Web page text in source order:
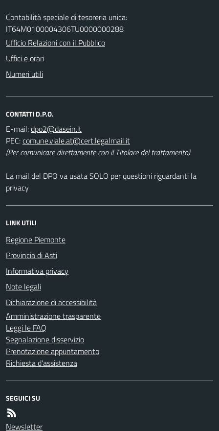
Contabilità speciale di tesoreria unica:
IT64M0100004306TU0000000288
Ufficio Relazioni con il Pubblico
Uffici e orari
Numeri utili
CONTATTI D.P.O.
E-mail:
PEC:
(Per comunicare direttamente con il Titolare del trattamento)
La mail del DPO va usata SOLO per questioni riguardanti la
privacy
LINK UTILI
Regione Piemonte
Provincia di Asti
Informativa privacy
Note legali
Dichiarazione di accessibilità
Amministrazione trasparente
Leggi le FAQ
Segnalazione disservizio
Prenotazione appuntamento
Richiesta d'assistenza
SEGUICI SU
Newsletter